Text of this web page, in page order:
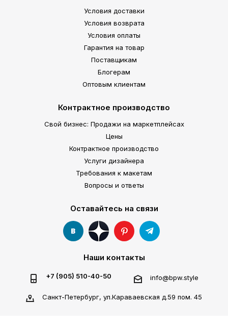
Условия доставки
Условия возврата
Условия оплаты
Гарантия на товар
Поставщикам
Блогерам
Оптовым клиентам
Контрактное производство
Свой бизнес: Продажи на маркетплейсах
Цены
Контрактное производство
Услуги дизайнера
Требования к макетам
Вопросы и ответы
Оставайтесь на связи
Наши контакты
+7 (905) 510-40-50 info@bpw.style
Санкт-Петербург, ул.Караваевская д.59 пом. 45